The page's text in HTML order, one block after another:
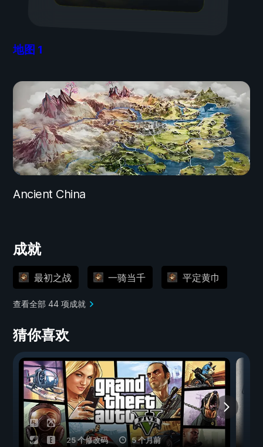
地图 1
Ancient China
成就
最初之战 一骑当千 平定黄巾
查看全部 44 项成就
猜你喜欢
25 个修改码 5 个月前